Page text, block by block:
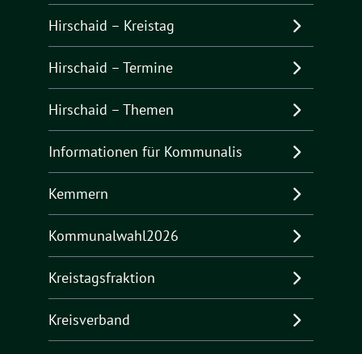
Hirschaid – Kreistag
Hirschaid – Termine
Hirschaid – Themen
Informationen für Kommunalis
Kemmern
Kommunalwahl2026
Kreistagsfraktion
Kreisverband